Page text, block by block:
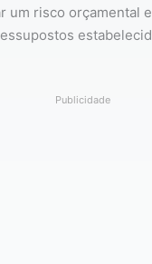
um risco orçamental
Publicidade